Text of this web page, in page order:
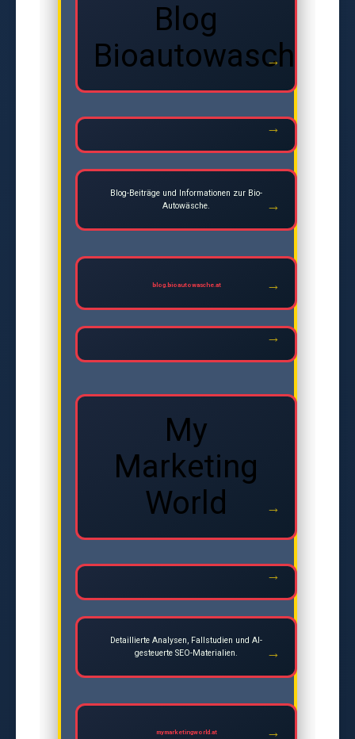
Blog
Bioautowasche
Blog-Beiträge und Informationen zur Bio-
Autowäsche.
blog.bioautowasche.at
My
Marketing
World
Detaillierte Analysen, Fallstudien und AI-
gesteuerte SEO-Materialien.
mymarketingworld.at